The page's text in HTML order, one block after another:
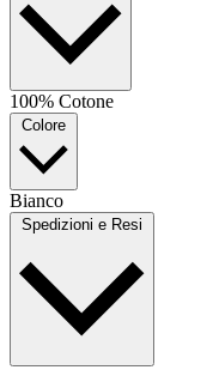
100% Cotone
Colore
Bianco
Spedizioni e Resi